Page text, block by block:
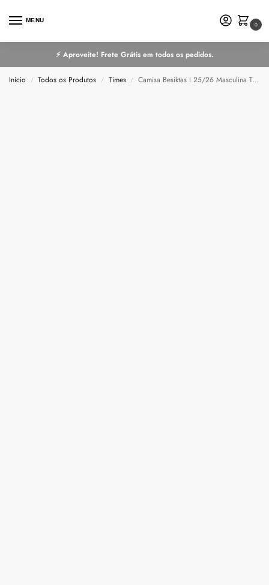
MENU
0
⚡ Aproveite! Frete Grátis em todos os pedidos.
Início / Todos os Produtos / Times / Camisa Besiktas I 25/26 Masculina Torcedor